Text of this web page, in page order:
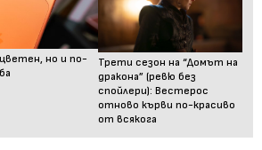
но и по-
Трети сезон на “Домът на
дракона” (ревю без
спойлери): Вестерос
отново кърви по-красиво
от всякога